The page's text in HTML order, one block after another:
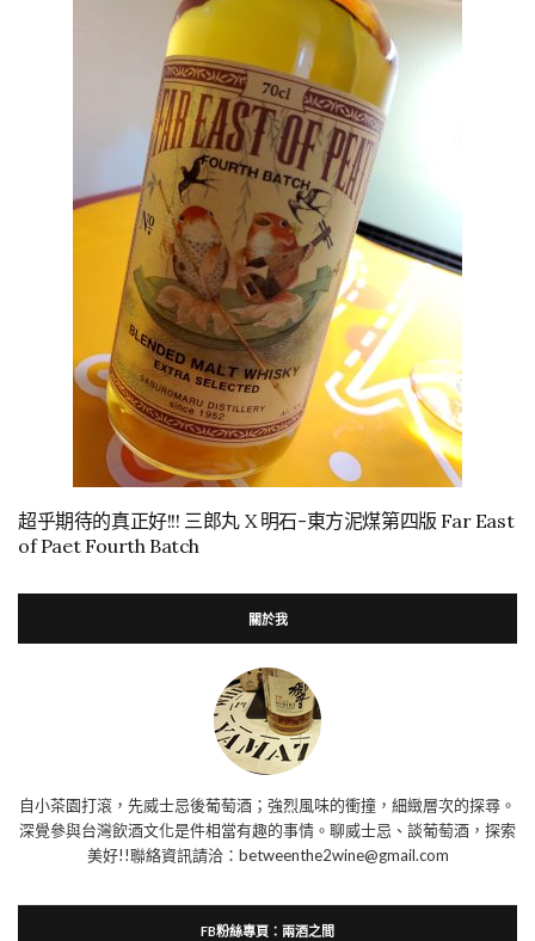
超乎期待的真正好!!! 三郎丸 X 明石-東方泥煤第四版 Far East
of Paet Fourth Batch
關於我
自小茶園打滾，先威士忌後葡萄酒；強烈風味的衝撞，細緻層次的探尋。
深覺參與台灣飲酒文化是件相當有趣的事情。聊威士忌、談葡萄酒，探索
美好!!聯絡資訊請洽：betweenthe2wine@gmail.com
FB粉絲專頁：兩酒之間